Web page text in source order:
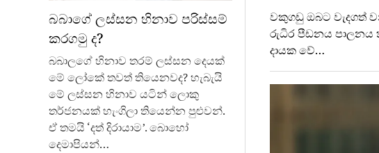
බබාගේ ලස්සන හිනාව පරිස්සම්
කරගමු ද?
බබාලගේ හිනාව තරම් ලස්සන දෙයක්
මේ ලෝකේ තවත් තියෙනවද? හැබැයි
මේ ලස්සන හිනාව යටින් ලොකු
තර්ජනයක් හැංගිලා තියෙන්න පුළුවන්.
ඒ තමයි ‘දත් දිරායාම’. බොහෝ
දෙමාපියන්…
වකුගඩු ඔබට වැදගත්
රුධිර පීඩනය පාලනය
දායක වේ…